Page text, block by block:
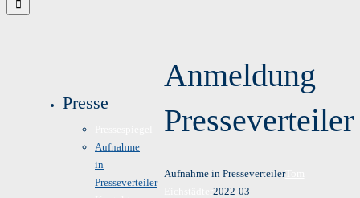
Anmeldung
Presseverteiler
Aufnahme in PresseverteilerTom
2022-03-
Presse
Aufnahme
in
Presseverteiler